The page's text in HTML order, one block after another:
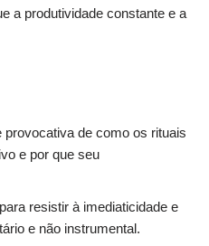
a produtividade constante e a
de como os rituais
e por que seu
resistir à imediaticidade e
e não instrumental.